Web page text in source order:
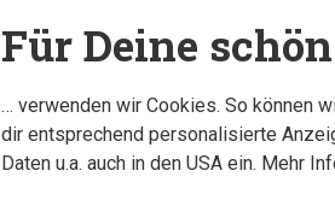
Für Deine
… verwenden wir Cookies. So können
dir entsprechend personalisierte
Daten u.a. auch in den USA ein. Mehr